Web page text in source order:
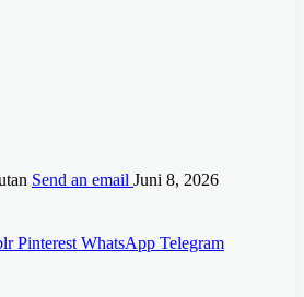
Send an email Juni 8, 2026
Pinterest WhatsApp Telegram